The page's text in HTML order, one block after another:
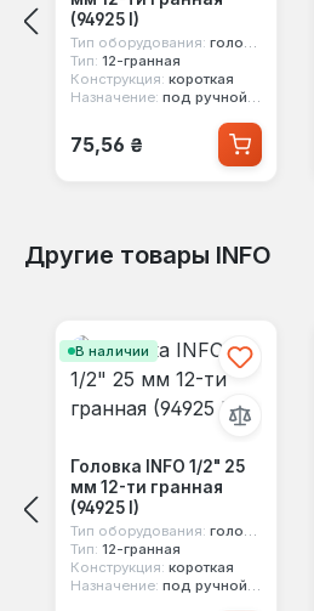
(94925 I)
Тип оборудования: головка стандартная
Тип: 12-гранная
Конструкция: короткая
Назначение: под ручной инструмент
Обычная цена:
75,56 ₴
Другие товары INFO
В наличии
Головка INFO 1/2" 25
мм 12-ти гранная
(94925 I)
Тип оборудования: головка стандартная
Тип: 12-гранная
Конструкция: короткая
Назначение: под ручной инструмент